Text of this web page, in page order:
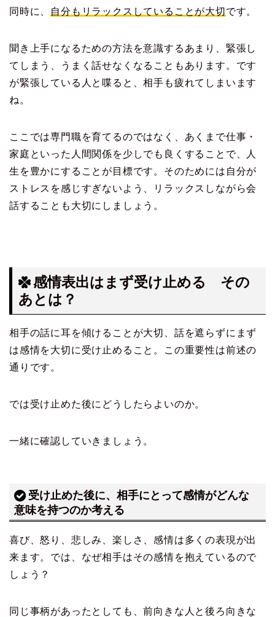
同時に、 自分もリラックスしていることが大切です。
聞き上手になるための方法を意識するあまり、緊張し
てしまう、うまく話せなくなることもあります。です
が緊張している人と喋ると、相手も疲れてしまいます
ね。
ここでは専門職を育てるのではなく、あくまで仕事・
家庭といった人間関係を少しでも良くすることで、人
生を豊かにすることが目標です。そのためには自分が
ストレスを感じすぎないよう、リラックスしながら会
話することも大切にしましょう。
感情表出はまず受け止める その
あとは？
相手の話に耳を傾けることが大切、話を遮らずにまず
は感情を大切に受け止めること。この重要性は前述の
通りです。
では受け止めた後にどうしたらよいのか。
一緒に確認していきましょう。
受け止めた後に、相手にとって感情がどんな
意味を持つのか考える
喜び、怒り、悲しみ、楽しさ、感情は多くの表現が出
来ます。では、なぜ相手はその感情を抱えているので
しょう？
同じ事柄があったとしても、前向きな人と後ろ向きな